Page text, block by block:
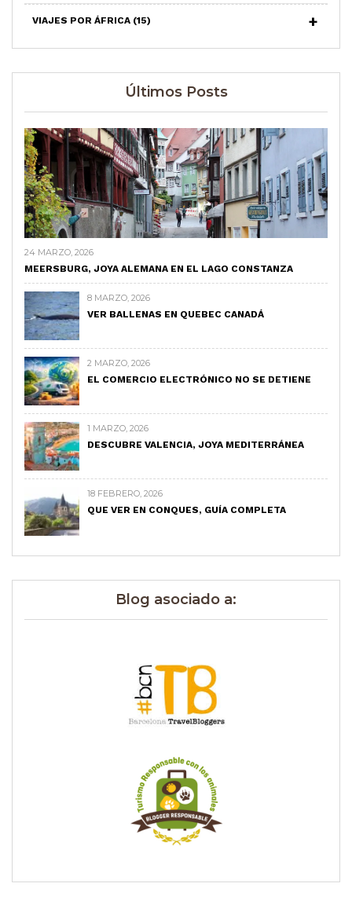
VIAJES POR ÁFRICA (15)
Últimos Posts
24 MARZO, 2026
MEERSBURG, JOYA ALEMANA EN EL LAGO CONSTANZA
8 MARZO, 2026
VER BALLENAS EN QUEBEC CANADÁ
2 MARZO, 2026
EL COMERCIO ELECTRÓNICO NO SE DETIENE
1 MARZO, 2026
DESCUBRE VALENCIA, JOYA MEDITERRÁNEA
18 FEBRERO, 2026
QUE VER EN CONQUES, GUÍA COMPLETA
Blog asociado a: